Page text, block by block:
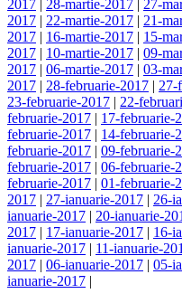
2017 | 28-martie-2017 | 27-
2017 | 22-martie-2017 | 21-
2017 | 16-martie-2017 | 15-
2017 | 10-martie-2017 | 09-
2017 | 06-martie-2017 | 03-
2017 | 28-februarie-2017 | 27-
23-februarie-2017 | 22-
februarie-2017 | 17-februarie-
februarie-2017 | 14-februarie-
februarie-2017 | 09-februarie-
februarie-2017 | 06-februarie-
februarie-2017 | 01-februarie-
2017 | 27-ianuarie-2017 | 26-
ianuarie-2017 | 20-ianuarie-
2017 | 17-ianuarie-2017 | 16-
ianuarie-2017 | 11-ianuarie-
2017 | 06-ianuarie-2017 | 05-
ianuarie-2017 |